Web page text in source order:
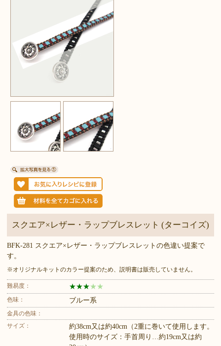
スクエア×レザー・ラップブレスレット (ターコイズ)
BFK-281 スクエア×レザー・ラップブレスレットの色違い提案で
す。
※オリジナルキットのカラー提案のため、説明書は販売していません。
難易度： ★★★ ★ ★
色味： ブルー系
金具の色味：
サイズ：
約38cm又は約40cm（2重に巻いて使用します。
使用時のサイズ：手首周り…約19cm又は約